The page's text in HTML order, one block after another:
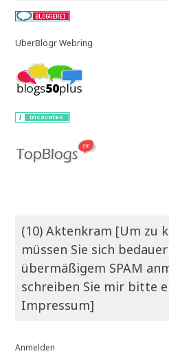
UberBlogr Webring
(10) Aktenkram [Um zu
müssen Sie sich
übermäßigem SPAM
schreiben Sie mir bitte
Impressum]
Anmelden